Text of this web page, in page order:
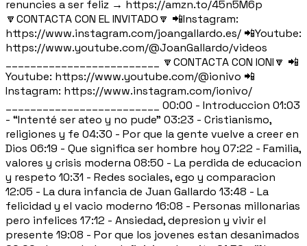
renuncies a ser feliz → https://amzn.to/45n5M6p
🔽CONTACTA CON EL INVITADO🔽 📲Instagram:
https://www.instagram.com/joangallardo.es/ 📲Youtube:
https://www.youtube.com/@JoanGallardo/videos
_________________________ 🔽CONTACTA CON IONI🔽 📲
Youtube: https://www.youtube.com/@ionivo 📲
Instagram: https://www.instagram.com/ionivo/
_________________________ 00:00 - Introduccion 01:03
- “Intenté ser ateo y no pude” 03:23 - Cristianismo,
religiones y fe 04:30 - Por que la gente vuelve a creer en
Dios 06:19 - Que significa ser hombre hoy 07:22 - Familia,
valores y crisis moderna 08:50 - La perdida de educacion
y respeto 10:31 - Redes sociales, ego y comparacion
12:05 - La dura infancia de Juan Gallardo 13:48 - La
felicidad y el vacio moderno 16:08 - Personas millonarias
pero infelices 17:12 - Ansiedad, depresion y vivir el
presente 19:08 - Por que los jovenes estan desanimados